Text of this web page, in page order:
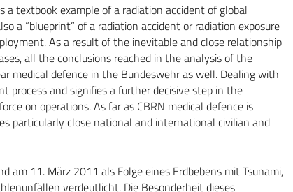
a textbook example of a radiation accident of global
a “blueprint” of a radiation accident or radiation exposure
As a result of the inevitable and close relationship
all the conclusions reached in the analysis of the
medical defence in the Bundeswehr as well. Dealing with
process and signifies a further decisive step in the
on operations. As far as CBRN medical defence is
particularly close national and international civilian and
am 11. März 2011 als Folge eines Erdbebens mit Tsunami,
verdeutlicht. Die Besonderheit dieses